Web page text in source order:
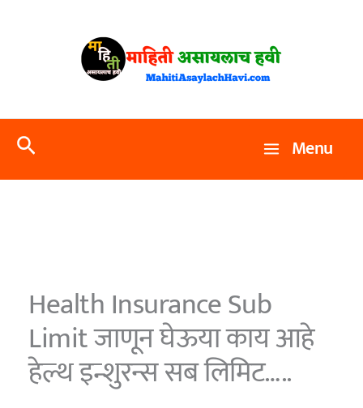
Search Menu
Health Insurance Sub
Limit जाणून घेऊया काय आहे
हेल्थ इन्शुरन्स सब लिमिट…..